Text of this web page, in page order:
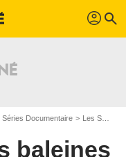
profil search
Séries Documentaire Les Secrets des baleines
baleines